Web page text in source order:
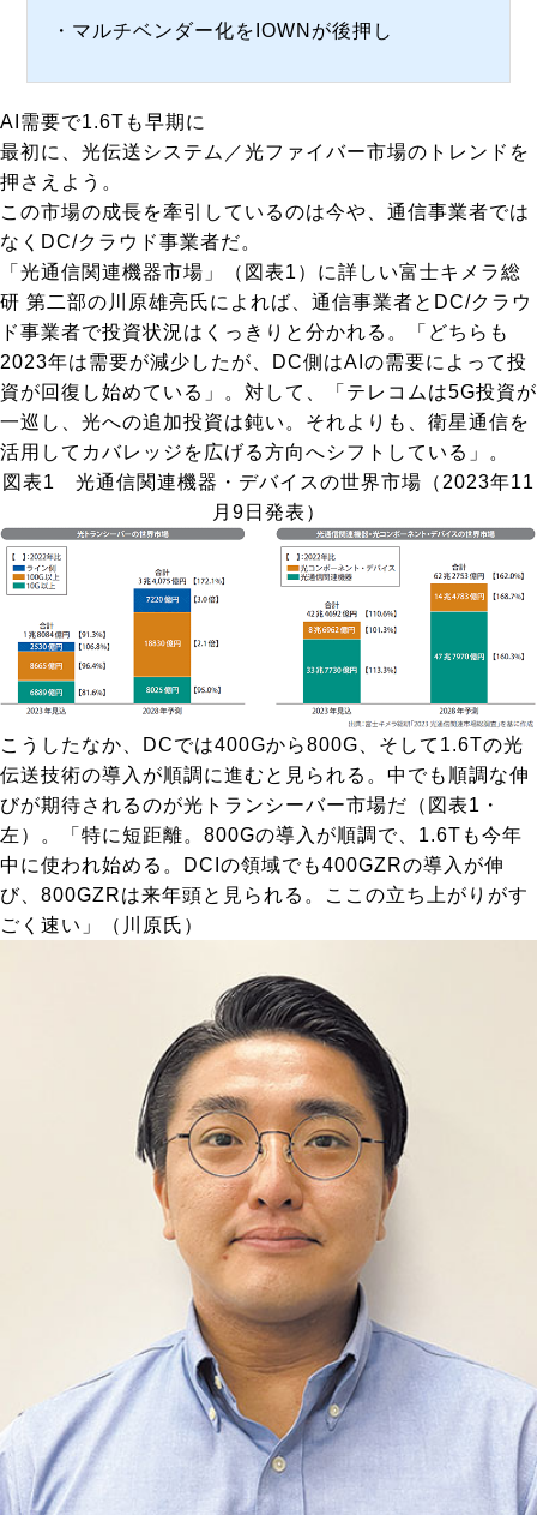
・ マルチベンダー化をIOWNが後押し
AI需要で1.6Tも早期に
最初に、光伝送システム／光ファイバー市場のトレンドを
押さえよう。
この市場の成長を牽引しているのは今や、通信事業者では
なくDC/クラウド事業者だ。
「光通信関連機器市場」（ 図表1 ）に詳しい富士キメラ総
研 第二部の川原雄亮氏によれば、通信事業者とDC/クラウ
ド事業者で投資状況はくっきりと分かれる。「どちらも
2023年は需要が減少したが、DC側はAIの需要によって投
資が回復し始めている」。対して、「テレコムは5G投資が
一巡し、光への追加投資は鈍い。それよりも、衛星通信を
活用してカバレッジを広げる方向へシフトしている」。
図表1 光通信関連機器・デバイスの世界市場（2023年11
月9日発表）
こうしたなか、DCでは400Gから800G、そして1.6Tの光
伝送技術の導入が順調に進むと見られる。中でも順調な伸
びが期待されるのが光トランシーバー市場だ（図表1・
左）。「特に短距離。800Gの導入が順調で、1.6Tも今年
中に使われ始める。DCIの領域でも400GZRの導入が伸
び、800GZRは来年頭と見られる。ここの立ち上がりがす
ごく速い」（川原氏）